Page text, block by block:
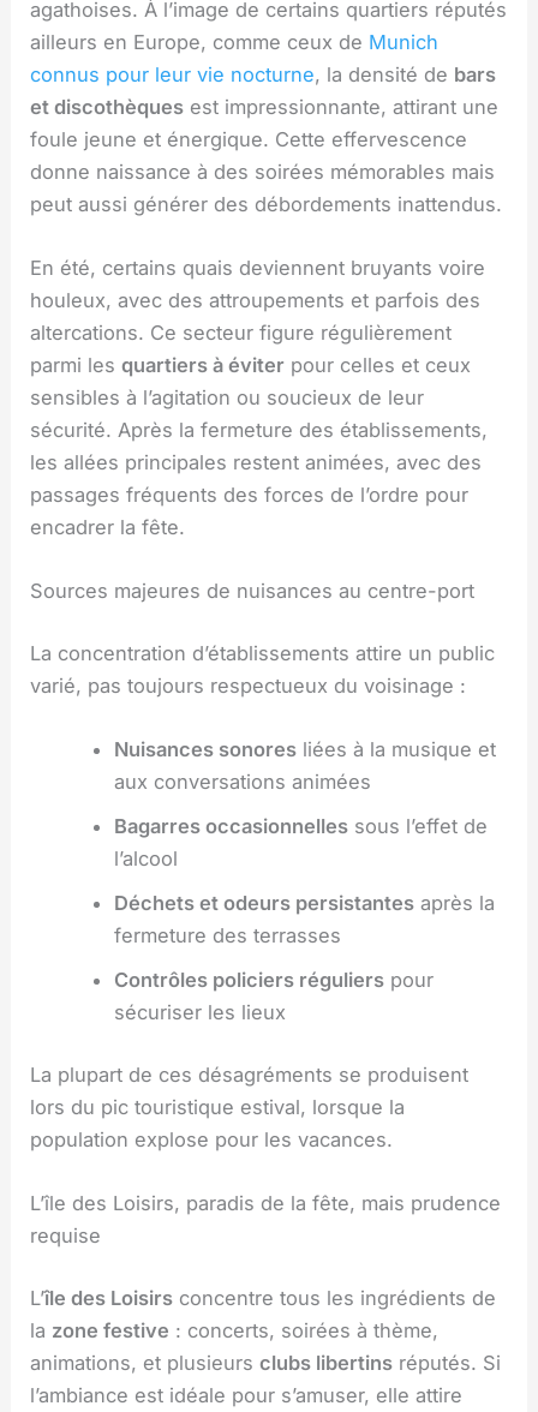
agathoises. À l’image de certains quartiers réputés
ailleurs en Europe, comme ceux de Munich
connus pour leur vie nocturne, la densité de bars
et discothèques est impressionnante, attirant une
foule jeune et énergique. Cette effervescence
donne naissance à des soirées mémorables mais
peut aussi générer des débordements inattendus.
En été, certains quais deviennent bruyants voire
houleux, avec des attroupements et parfois des
altercations. Ce secteur figure régulièrement
parmi lesquartiers à éviter pour celles et ceux
sensibles à l’agitation ou soucieux de leur
sécurité. Après la fermeture des établissements,
les allées principales restent animées, avec des
passages fréquents des forces de l’ordre pour
encadrer la fête.
Sources majeures de nuisances au centre-port
La concentration d’établissements attire un public
varié, pas toujours respectueux du voisinage :
Nuisances sonoresliées à la musique et
aux conversations animées
Bagarres occasionnellessous l’effet de
l’alcool
Déchets et odeurs persistantesaprès la
fermeture des terrasses
Contrôles policiers régulierspour
sécuriser les lieux
La plupart de ces désagréments se produisent
lors du pic touristique estival, lorsque la
population explose pour les vacances.
L’île des Loisirs, paradis de la fête, mais prudence
requise
L’île des Loisirs concentre tous les ingrédients de
la zone festive : concerts, soirées à thème,
animations, et plusieursclubs libertins réputés. Si
l’ambiance est idéale pour s’amuser, elle attire